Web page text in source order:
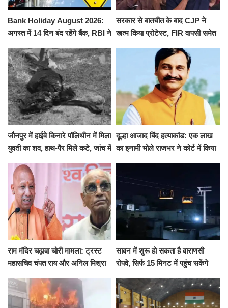
Bank Holiday August 2026:
अगस्त में 14 दिन बंद रहेंगे बैंक, RBI ने
सरकार से बातचीत के बाद CJP ने
खत्म किया प्रोटेस्ट, FIR वापसी समेत
जौनपुर में हाईवे किनारे पॉलिथीन में मिला
युवती का शव, हाथ-पैर मिले कटे, जांच में
दूल्हा आजाद बिंद हत्याकांड: एक लाख
का इनामी भोले राजभर ने कोर्ट में किया
राम मंदिर चढ़ावा चोरी मामला: ट्रस्ट
महासचिव चंपत राय और अनिल मिश्रा
को नहीं...
सावन में शुरू हो सकता है वाराणसी
रोपवे, सिर्फ 15 मिनट में पहुंच सकेंगे
किराया